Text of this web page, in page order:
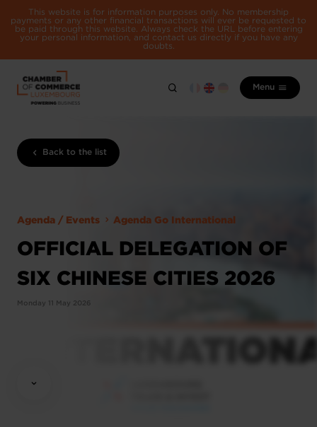
This website is for information purposes only. No membership
payments or any other financial transactions will ever be requested to
be paid through this website. Always check the URL before entering
your personal information, and contact us directly if you have any
doubts.
Menu
Back to the list
Agenda / Events Agenda Go International
OFFICIAL DELEGATION OF
SIX CHINESE CITIES 2026
Monday 11 May 2026